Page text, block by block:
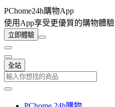
PChome24h購物App
使用App享受更優質的購物體驗
立即體驗
全站